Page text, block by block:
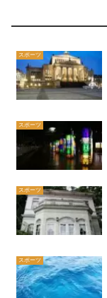
スポーツ
スポーツ
スポーツ
スポーツ